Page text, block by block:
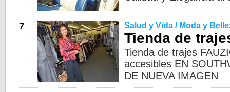
7 Salud y Vida / Moda y
Tienda de
Tienda de trajes
accesibles EN
DE NUEVA IMAGEN